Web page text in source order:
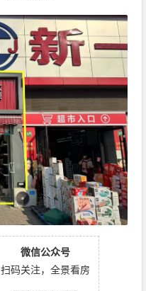
微信公众号
扫码关注，全景看房